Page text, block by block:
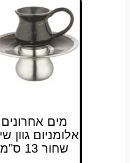
מים אחרונים
אלומניום גוון שיש
שחור 13 ס"מ